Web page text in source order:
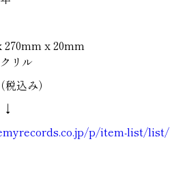
270mm x 20mm
リル
込み）
↓
p/item-list/list/